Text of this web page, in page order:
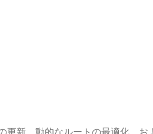
更新、動的なルートの最適化、